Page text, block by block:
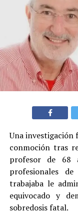
Una investigación
conmoción tras
profesor de 68
profesionales
trabajaba le
equivocado y
sobredosis fatal.